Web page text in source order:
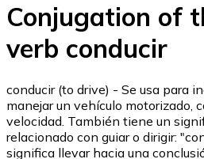
Conjugation of
verb conducir
conducir (to drive) - Se usa para
manejar un vehículo motorizado,
velocidad. También tiene un
relacionado con guiar o dirigir:
significa llevar hacia una